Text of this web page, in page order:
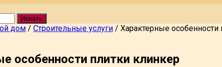
Искать
дом / Строительные услуги / Характерные особенности
особенности плитки клинкер